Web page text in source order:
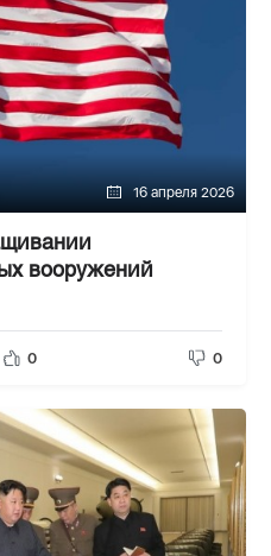
16 апреля 2026
вооружений
0 0